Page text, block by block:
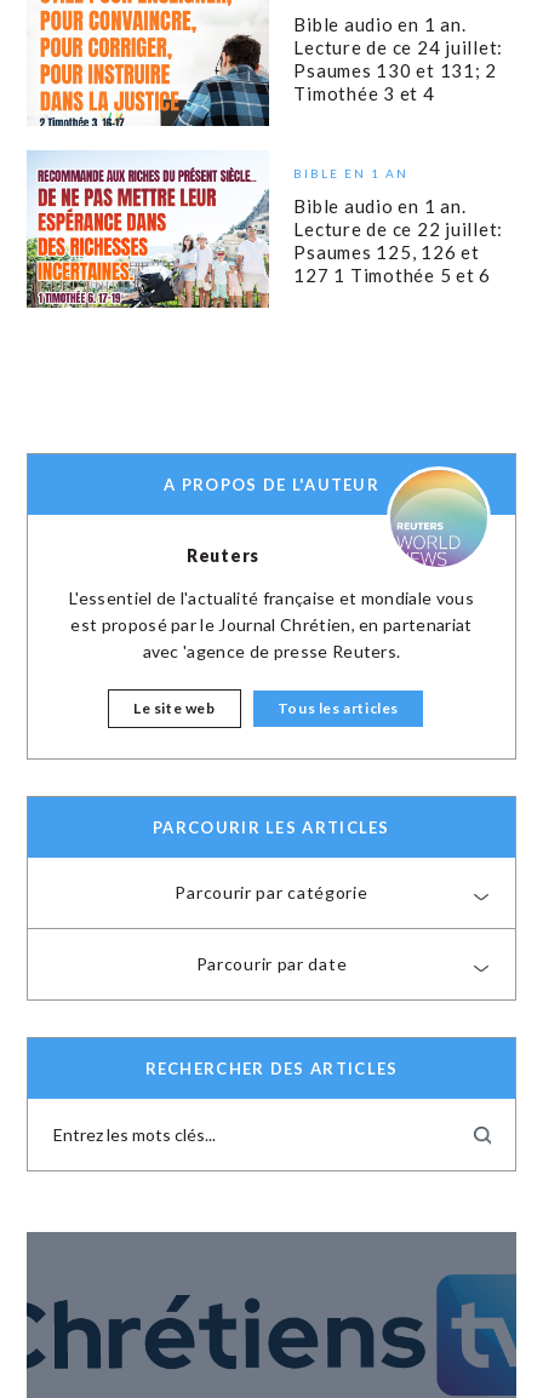
Bible audio en 1 an.
Lecture de ce 24 juillet:
Psaumes 130 et 131; 2
Timothée 3 et 4
BIBLE EN 1 AN
Bible audio en 1 an.
Lecture de ce 22 juillet:
Psaumes 125, 126 et
127 1 Timothée 5 et 6
A PROPOS DE L'AUTEUR
Reuters
L'essentiel de l'actualité française et mondiale vous
est proposé par le Journal Chrétien, en partenariat
avec 'agence de presse Reuters.
Le site web Tous les articles
PARCOURIR LES ARTICLES
Parcourir par catégorie
Parcourir par date
RECHERCHER DES ARTICLES